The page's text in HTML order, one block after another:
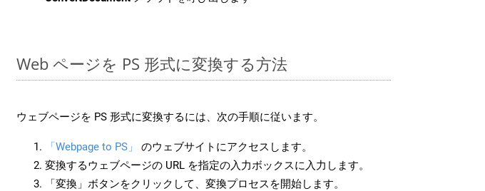
Web ページを PS 形式に変換する方法
ウェブページを PS 形式に変換するには、次の手順に従います。
「Webpage to PS」
のウェブサイトにアクセスします。
変換するウェブページの URL を指定の入力ボックスに入力します。
「変換」ボタンをクリックして、変換プロセスを開始します。